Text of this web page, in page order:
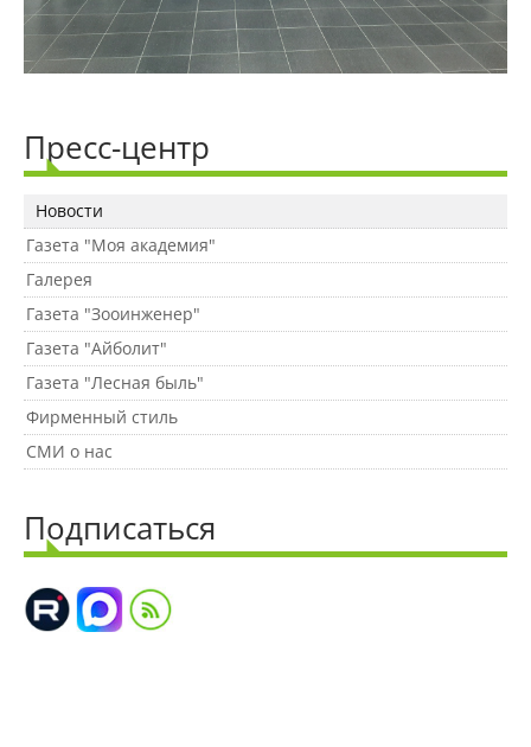
Предотвращение кризисных ситуаций
межнациональной розни
Конкурсы и вакансии
Контакты
Обратная связь
Банковские реквизиты
Наши услуги
Международная деятельность
Пресс-центр
Новости
Газета "Моя академия"
Галерея
Газета "Зооинженер"
Газета "Айболит"
Газета "Лесная быль"
Фирменный стиль
СМИ о нас
Подписаться